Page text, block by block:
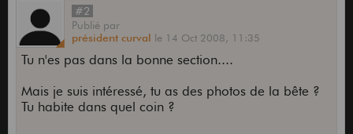
#2
Publié par
président curval le 14 Oct 2008, 11:35
Tu n'es pas dans la bonne section....
Mais je suis intéressé, tu as des photos de la bête ?
Tu habite dans quel coin ?